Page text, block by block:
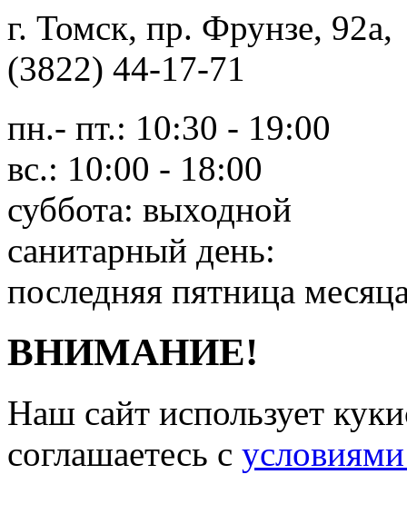
г. Томск, пр. Фрунзе,
(3822) 44-17-71
пн.- пт.: 10:30 - 19:00
вс.: 10:00 - 18:00
суббота: выходной
санитарный день:
последняя пятница
ВНИМАНИЕ!
Наш сайт использует
соглашаетесь c